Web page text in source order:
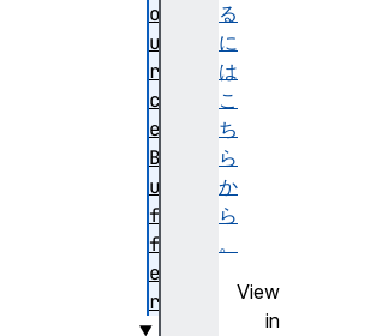
る
に
は
こ
ち
ら
か
ら
。
View
in
o
u
r
c
e
B
u
f
f
e
r